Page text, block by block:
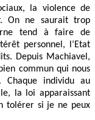
la violence de
On ne saurait trop
tend à faire de
personnel, l’Etat
Depuis Machiavel,
commun qui nous
individu au
la loi apparaissant
tolérer si je ne peux